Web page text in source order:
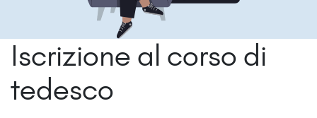
Iscrizione al corso di
tedesco